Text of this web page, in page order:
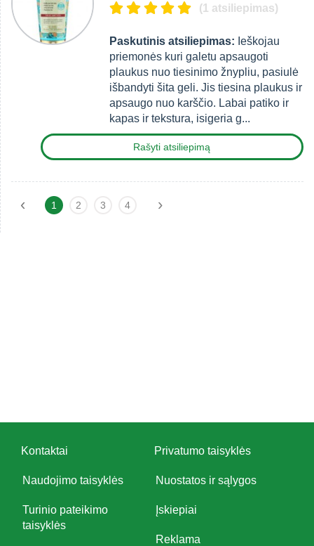
(1 atsiliepimas)
Paskutinis atsiliepimas: Ieškojau
priemonės kuri galetu apsaugoti
plaukus nuo tiesinimo žnypliu, pasiulė
išbandyti šita geli. Jis tiesina plaukus ir
apsaugo nuo karščio. Labai patiko ir
kapas ir tekstura, isigeria g...
Rašyti atsiliepimą
‹ 1 2 3 4 ›
Kontaktai Privatumo taisyklės
Naudojimo taisyklės Nuostatos ir sąlygos
Turinio pateikimo
taisyklės
Įskiepiai
Reklama